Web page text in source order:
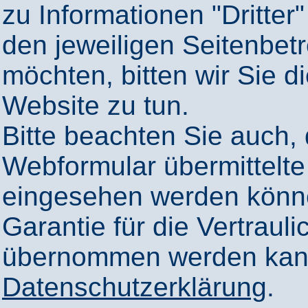
zu Informationen
den jeweiligen
möchten, bitten wir Sie
Website zu tun.
Bitte beachten Sie
Webformular
eingesehen werden
Garantie für die
übernommen werden
Datenschutzerklärung.